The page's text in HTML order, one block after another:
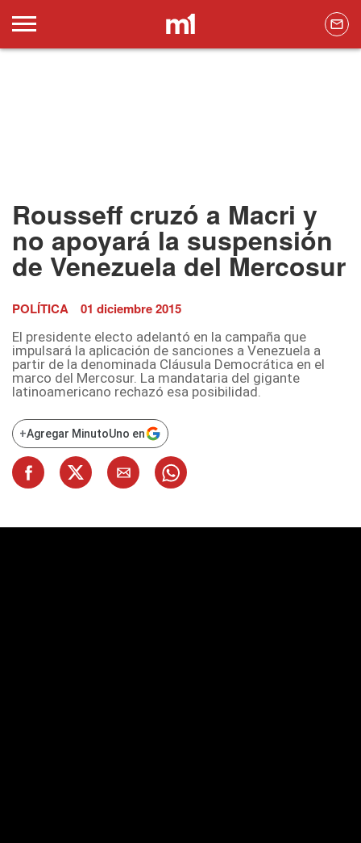
Rousseff cruzó a Macri y
no apoyará la suspensión
de Venezuela del Mercosur
POLÍTICA 01 diciembre 2015
El presidente electo adelantó en la campaña que
impulsará la aplicación de sanciones a Venezuela a
partir de la denominada Cláusula Democrática en el
marco del Mercosur. La mandataria del gigante
latinoamericano rechazó esa posibilidad.
+Agregar MinutoUno en